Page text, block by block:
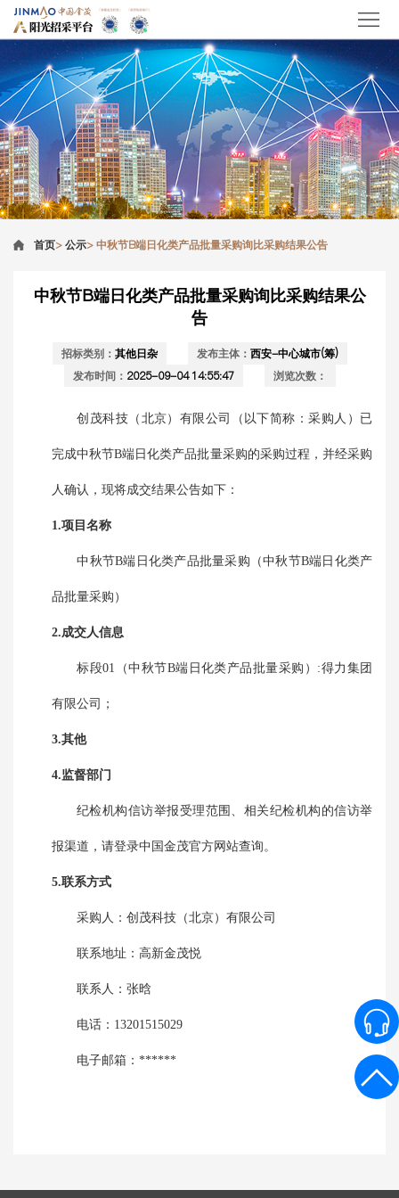
首页>公示>中秋节B端日化类产品批量采购询比采购结果公告
中秋节B端日化类产品批量采购询比采购结果公
告
招标类别： 其他日杂 发布主体： 西安-中心城市(筹)
发布时间： 2025-09-04 14:55:47 浏览次数：
创茂科技（北京）有限公司 （以下简称：采购人）已
完成中秋节B端日化类产品批量采购的采购过程，并经采购
人确认，现将成交结果公告如下：
1.项目名称
中秋节B端日化类产品批量采购 （中秋节B端日化类产
品批量采购 ）
2.成交人信息
标段01（中秋节B端日化类产品批量采购）:得力集团
有限公司；
3.其他
4.监督部门
纪检机构信访举报受理范围、相关纪检机构的信访举
报渠道，请登录中国金茂官方网站查询。
5.联系方式
采购人： 创茂科技（北京）有限公司
联系地址： 高新金茂悦
联系人： 张晗
电话： 13201515029
电子邮箱： ******